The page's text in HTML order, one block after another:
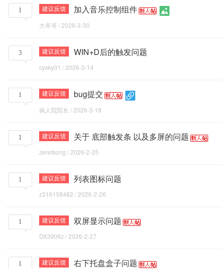
1 建议反馈 加入音乐控制组件
大斧哥 / 2026-3-30
3 建议反馈 WIN+D后的触发问题
cysky01 / 2026-3-14
1 建议反馈 bug提交
疯人院院长 / 2026-3-18
1 建议反馈 关于 底部触发条 以及多屏的问题
zerefsong / 2026-2-25
1 建议反馈 列表图标问题
z316158482 / 2026-2-26
1 建议反馈 双屏显示问题
DX3906z / 2026-2-27
1 建议反馈 右下托盘盒子问题